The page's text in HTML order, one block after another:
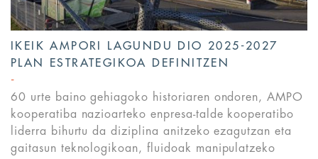
IKEIK AMPORI LAGUNDU DIO 2025-2027
PLAN ESTRATEGIKOA DEFINITZEN
60 urte baino gehiagoko historiaren ondoren, AMPO
kooperatiba nazioarteko enpresa-talde kooperatibo
liderra bihurtu da diziplina anitzeko ezagutzan eta
gaitasun teknologikoan, fluidoak manipulatzeko